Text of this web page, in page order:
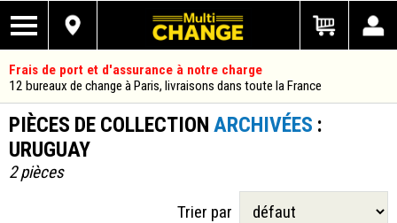
Frais de port et d'assurance à notre charge
12 bureaux de change à Paris, livraisons dans toute la France
PIÈCES DE COLLECTION ARCHIVÉES :
URUGUAY
2 pièces
Trier par